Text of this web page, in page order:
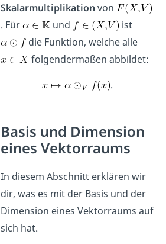
Skalarmultiplikation von
. Für
und
ist
die Funktion, welche alle
folgendermaßen abbildet:
.
Basis und Dimension
eines Vektorraums
In diesem Abschnitt erklären wir
dir, was es mit der Basis und der
Dimension eines Vektorraums auf
sich hat.